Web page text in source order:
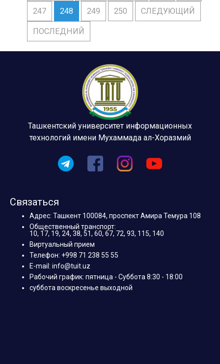
247 248 249 250 СЛЕДУЮЩИЙ
ПОСЛЕДНИЙ
Ташкентский университет информационных
технологий имени Мухаммада ал-Хоразмий
Связаться
Адрес: Ташкент 100084, проспект Амира Темура 108
Общественный транспорт:
10, 17, 19, 24, 38, 51, 60, 67, 72, 93, 115, 140
Виртуальный прием
Телефон: +998 71 238 55 55
E-mail: info@tuit.uz
Рабочий график: пятница - Суббота 8:30 - 18:00
суббота воскресенье выходной